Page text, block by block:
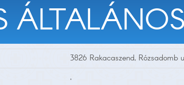
3826 Rakacaszend, Rózsadomb
,